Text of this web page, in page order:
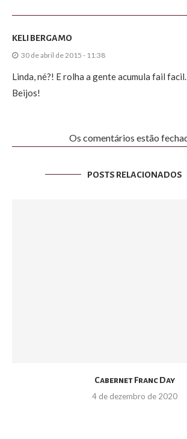
KELI BERGAMO
30 de abril de 2015 - 11:38
Linda, né?! E rolha a gente acumula fail
Beijos!
Os comentários estão
POSTS RELACIONADOS
Cabernet Franc Day
4 de dezembro de 2020